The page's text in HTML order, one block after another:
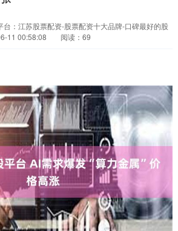
台：江苏股票配资-股票配资十大品牌-口碑最好的股
11 00:58:08 阅读：69